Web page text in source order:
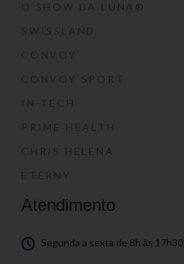
O SHOW DA LUNA®
SWISSLAND
CONVOY
CONVOY SPORT
IN-TECH
PRIME HEALTH
CHRIS HELENA
ETERNY
Atendimento
Segunda a sexta de 8h às 17h30